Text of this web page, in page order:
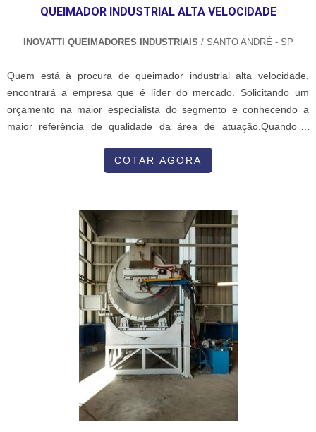
QUEIMADOR INDUSTRIAL ALTA VELOCIDADE
INOVATTI QUEIMADORES INDUSTRIAIS / SANTO ANDRÉ - SP
Quem está à procura de queimador industrial alta velocidade,
encontrará a empresa que é líder do mercado. Solicitando um
orçamento na maior especialista do segmento e conhecendo a
maior referência de qualidade da área de atuação.Quando a
colaboradores da Inovatti Queimadores Industriais o cliente
encontrará ótima qualidade com atendimento a indústrias de
COTAR AGORA